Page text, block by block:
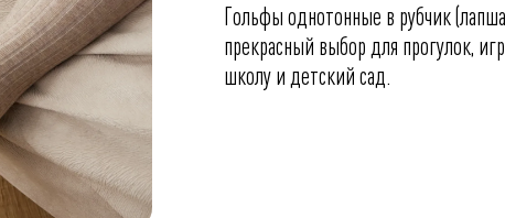
Гольфы однотонные в рубчик
прекрасный выбор для прогулок,
школу и детский сад.